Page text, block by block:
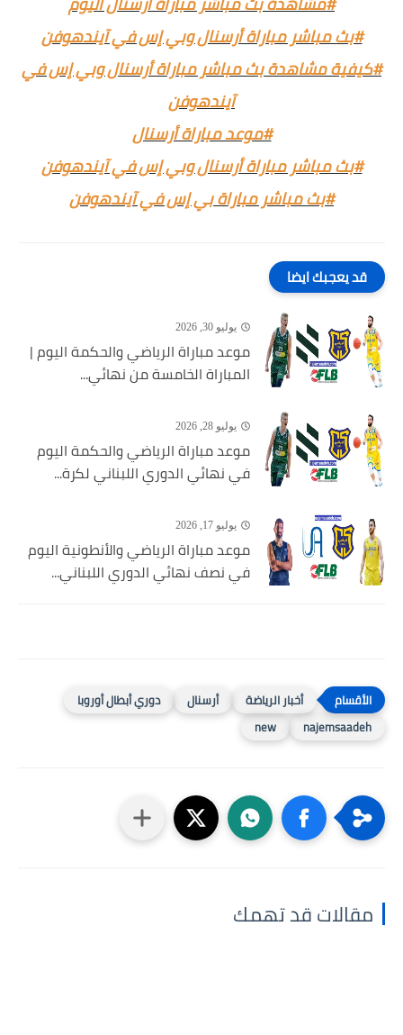
#بث مباشر مباراة أرسنال وبي إس في آيندهوفن
#كيفية مشاهدة بث مباشر مباراة أرسنال وبي إس في
آيندهوفن
#موعد مباراة أرسنال
#بث مباشر مباراة أرسنال وبي إس في آيندهوفن
#بث مباشر مباراة بي إس في آيندهوفن
قد يعجبك ايضا
يوليو 30, 2026
موعد مباراة الرياضي والحكمة اليوم |
المباراة الخامسة من نهائي...
يوليو 28, 2026
موعد مباراة الرياضي والحكمة اليوم
في نهائي الدوري اللبناني لكرة...
يوليو 17, 2026
موعد مباراة الرياضي والأنطونية اليوم
في نصف نهائي الدوري اللبناني...
أخبار الرياضة أرسنال
دوري أبطال أوروبا
najemsaadeh
new
مقالات قد تهمك